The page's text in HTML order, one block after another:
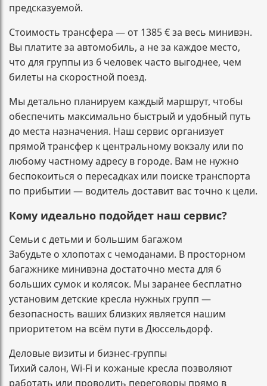
предсказуемой.
Стоимость трансфера — от 1385 € за весь минивэн.
Вы платите за автомобиль, а не за каждое место,
что для группы из 6 человек часто выгоднее, чем
билеты на скоростной поезд.
Мы детально планируем каждый маршрут, чтобы
обеспечить максимально быстрый и удобный путь
до места назначения. Наш сервис организует
прямой трансфер к центральному вокзалу или по
любому частному адресу в городе. Вам не нужно
беспокоиться о пересадках или поиске транспорта
по прибытии — водитель доставит вас точно к цели.
Кому идеально подойдет наш сервис?
Семьи с детьми и большим багажом
Забудьте о хлопотах с чемоданами. В просторном
багажнике минивэна достаточно места для 6
больших сумок и колясок. Мы заранее бесплатно
установим детские кресла нужных групп —
безопасность ваших близких является нашим
приоритетом на всём пути в Дюссельдорф.
Деловые визиты и бизнес-группы
Тихий салон, Wi-Fi и кожаные кресла позволяют
работать или проводить переговоры прямо в